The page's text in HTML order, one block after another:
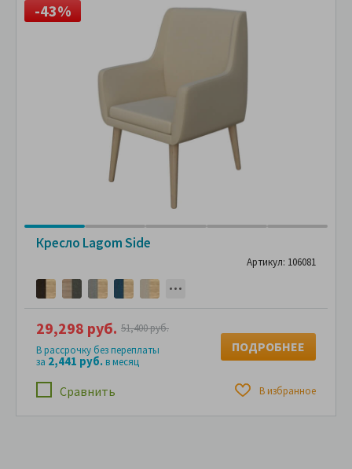
-43%
Кресло Lagom Side
Артикул: 106081
Сравнить В избранное
29,298 руб. 51,400 руб.
В рассрочку без переплаты
за 2,441 руб.в месяц
ПОДРОБНЕЕ